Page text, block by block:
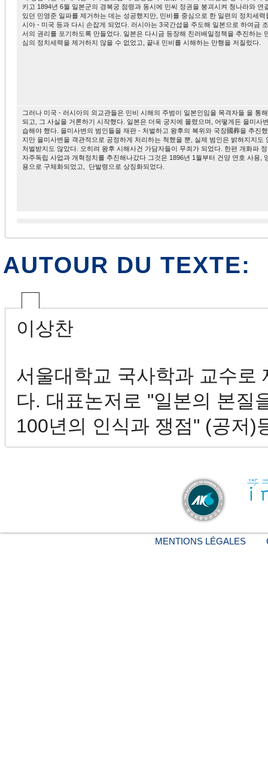
키고 1894년 6월 일본군의 경복궁 점령과 동시에 민씨 정권을 붕괴시켜 청나라와 연
있던 민영준 일파를 제거하는 데는 성공했지만, 민비를 중심으로 한 일련의 정치세력
시아 - 미국 등과 다시 손잡게 되었다. 러시아는 3국간섭을 주도해 일본으로 하여금
서의 권리를 포기하도록 만들었다. 일본은 다시금 등장해 친러배일정책을 추진하는
심의 정치세력을 제거하지 않을 수 없었고, 끝내 민비를 시해하는 만행을 저질렀다.
그러나 미국 - 러시아의 외교관들은 민비 시해의 주범이 일본인임을 목격자들 을 통
되고, 그 사실을 거론하기 시작했다. 일본은 더욱 궁지에 몰렸으며, 어떻게든 을미사
습해야 했다. 을미사변의 범인들을 재판 - 처벌하고 왕후의 복위와 국장國葬을 추진
지만 을미사변을 객관적으로 공정하게 처리하는 척했을 뿐, 실제 범인은 밝혀지지도
처벌받지도 않았다. 오히려 왕후 시해사건 가담자들이 무죄가 되었다. 한편 개화파
자주독립 사업과 개혁정치를 추진해나갔다 그것은 1896년 1월부터 건양 연호 사용,
용으로 구체화되었고, 단발령으로 상징화되었다.
AUTOUR DU TEXTE:
이상찬
서울대학교 국사학과 교수로
다. 대표논저로 "일본의 본질
100년의 인식과 쟁점" (공저)
MENTIONS LÉGALES